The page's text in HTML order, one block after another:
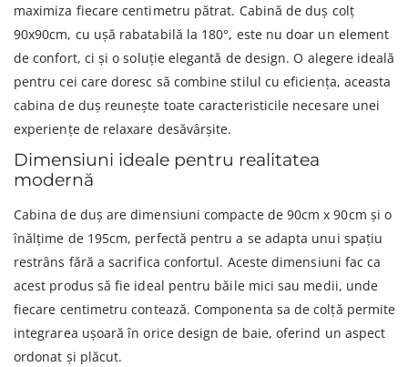
maximiza fiecare centimetru pătrat. Cabină de duș colț
90x90cm, cu ușă rabatabilă la 180°, este nu doar un element
de confort, ci și o soluție elegantă de design. O alegere ideală
pentru cei care doresc să combine stilul cu eficiența, aceasta
cabina de duș reunește toate caracteristicile necesare unei
experiențe de relaxare desăvârșite.
Dimensiuni ideale pentru realitatea
modernă
Cabina de duș are dimensiuni compacte de 90cm x 90cm și o
înălțime de 195cm, perfectă pentru a se adapta unui spațiu
restrâns fără a sacrifica confortul. Aceste dimensiuni fac ca
acest produs să fie ideal pentru băile mici sau medii, unde
fiecare centimetru contează. Componenta sa de colță permite
integrarea ușoară în orice design de baie, oferind un aspect
ordonat și plăcut.